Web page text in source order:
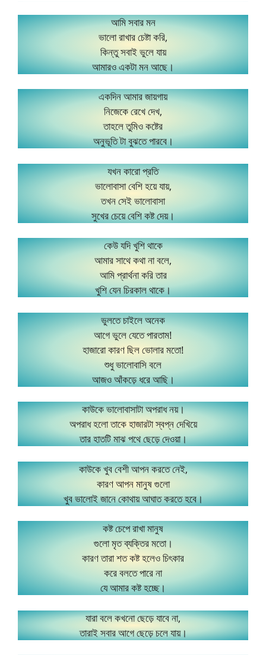
আমি সবার মন
ভালো রাখার চেষ্টা করি,
কিন্তু সবাই ভুলে যায়
আমারও একটা মন আছে।
একদিন আমার জায়গায়
নিজেকে রেখে দেখ,
তাহলে তুমিও কষ্টের
অনুভূতি টা বুঝতে পারবে।
যখন কারো প্রতি
ভালোবাসা বেশি হয়ে যায়,
তখন সেই ভালোবাসা
সুখের চেয়ে বেশি কষ্ট দেয়।
কেউ যদি খুশি থাকে
আমার সাথে কথা না বলে,
আমি প্রার্থনা করি তার
খুশি যেন চিরকাল থাকে।
ভুলতে চাইলে অনেক
আগে ভুলে যেতে পারতাম!
হাজারো কারণ ছিল ভোলার মতো!
শুধু ভালোবাসি বলে
আজও আঁকড়ে ধরে আছি।
কাউকে ভালোবাসাটা অপরাধ নয়।
অপরাধ হলো তাকে হাজারটা স্বপ্ন দেখিয়ে
তার হাতটি মাঝ পথে ছেড়ে দেওয়া।
কাউকে খুব বেশী আপন করতে নেই,
কারণ আপন মানুষ গুলো
খুব ভালোই জানে কোথায় আঘাত করতে হবে।
কষ্ট চেপে রাখা মানুষ
গুলো মৃত ব্যক্তির মতো।
কারণ তারা শত কষ্ট হলেও চিৎকার
করে বলতে পারে না
যে আমার কষ্ট হচ্ছে।
যারা বলে কখনো ছেড়ে যাবে না,
তারাই সবার আগে ছেড়ে চলে যায়।